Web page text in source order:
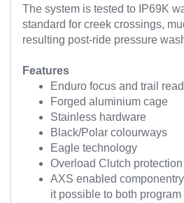
The system is tested to IP69K
standard for creek crossings,
resulting post-ride pressure
Features
Enduro focus and trail
Forged aluminium cage
Stainless hardware
Black/Polar colourways
Eagle technology
Overload Clutch protection
AXS enabled
it possible to both